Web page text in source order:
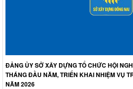
ĐẢNG ỦY SỞ XÂY DỰNG TỔ CHỨC HỘI
THÁNG ĐẦU NĂM, TRIỂN KHAI NHIỆM VỤ
NĂM 2026